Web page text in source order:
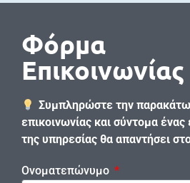
Φόρμα
Επικοινωνίας
Συμπληρώστε την
επικοινωνίας και σύντομα
της υπηρεσίας θα απαντήσει
Ονοματεπώνυμο